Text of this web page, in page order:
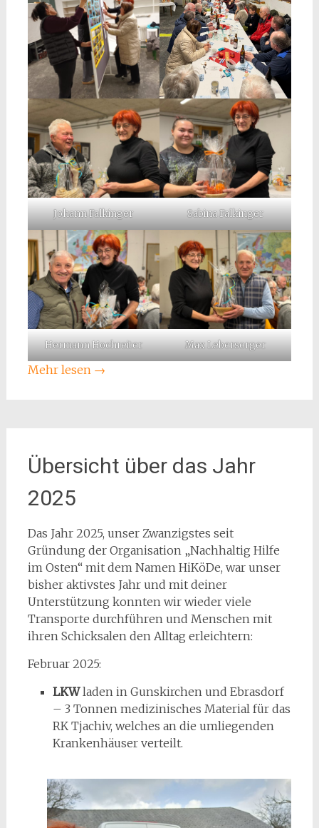
Johann Falkinger Sabina Falkinger
Hermann Hochreiter Max Lebersorger
Mehr lesen →
Übersicht über das Jahr
2025
Das Jahr 2025, unser Zwanzigstes seit
Gründung der Organisation „Nachhaltig Hilfe
im Osten“ mit dem Namen HiKöDe, war unser
bisher aktivstes Jahr und mit deiner
Unterstützung konnten wir wieder viele
Transporte durchführen und Menschen mit
ihren Schicksalen den Alltag erleichtern:
Februar 2025:
LKWladen in Gunskirchen und Ebrasdorf
– 3 Tonnen medizinisches Material für das
RK Tjachiv, welches an die umliegenden
Krankenhäuser verteilt.